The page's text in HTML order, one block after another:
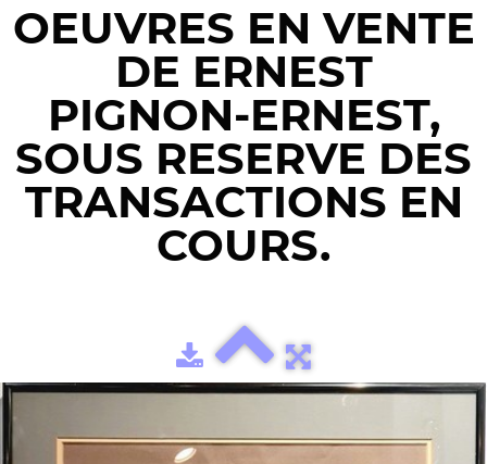
OEUVRES EN VENTE
DE ERNEST
PIGNON-ERNEST,
SOUS RESERVE DES
TRANSACTIONS EN
COURS.